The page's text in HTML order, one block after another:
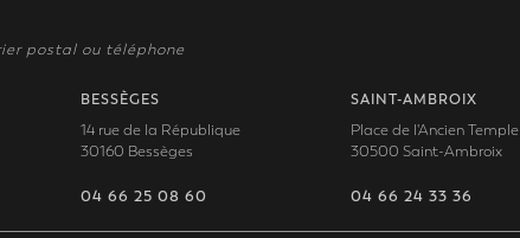
postal ou téléphone
BESSÈGES
14 rue de la République
30160 Bessèges
04 66 25 08 60
SAINT-AMBROIX
Place de l'Ancien Temple
30500 Saint-Ambroix
04 66 24 33 36